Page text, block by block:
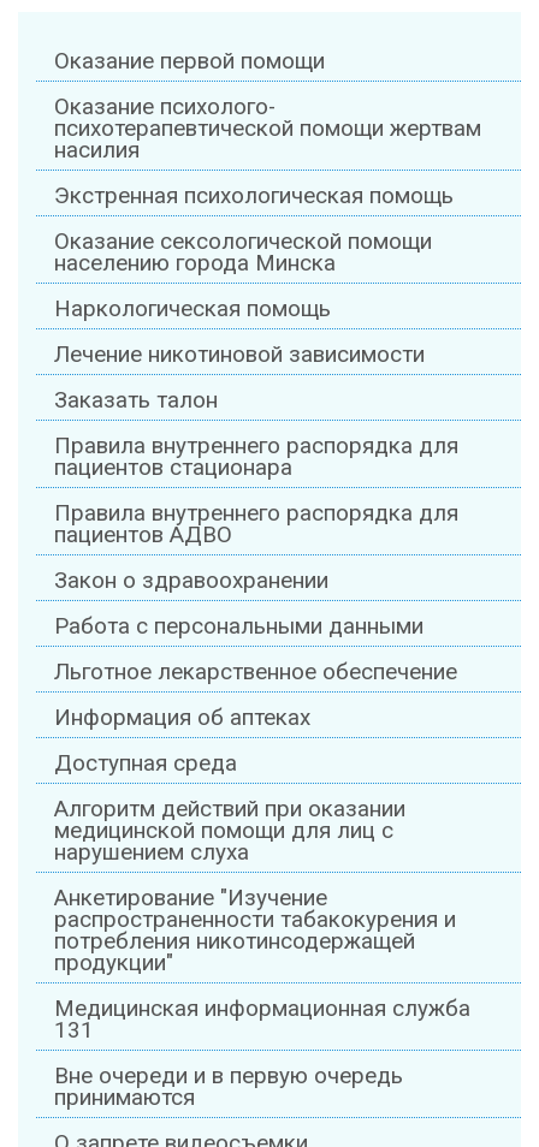
Оказание первой помощи
Оказание психолого-
психотерапевтической помощи жертвам
насилия
Экстренная психологическая помощь
Оказание сексологической помощи
населению города Минска
Наркологическая помощь
Лечение никотиновой зависимости
Заказать талон
Правила внутреннего распорядка для
пациентов стационара
Правила внутреннего распорядка для
пациентов АДВО
Закон о здравоохранении
Работа с персональными данными
Льготное лекарственное обеспечение
Информация об аптеках
Доступная среда
Алгоритм действий при оказании
медицинской помощи для лиц с
нарушением слуха
Анкетирование "Изучение
распространенности табакокурения и
потребления никотинсодержащей
продукции"
Медицинская информационная служба
131
Вне очереди и в первую очередь
принимаются